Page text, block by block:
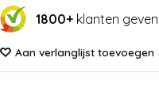
1800+ klanten
Aan verlanglijst toevoegen